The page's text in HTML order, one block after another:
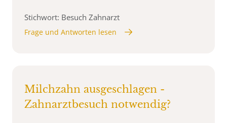
Stichwort: Besuch Zahnarzt
Frage und Antworten lesen
Milchzahn ausgeschlagen -
Zahnarztbesuch notwendig?